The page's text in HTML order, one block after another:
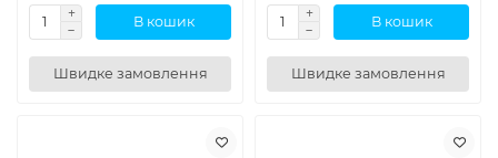
В кошик
Швидке замовлення
В кошик
Швидке замовлення